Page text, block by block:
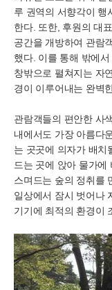
루 권역의 서향각이 행
한다. 또한, 후원의 대
공간을 개방하여 관람
했다. 이를 통해 밖에
창밖으로 펼쳐지는 자
경이 이루어내는 완벽
관람객들의 편안한 사
내에서도 가장 아름다
는 곳곳에 의자가 배치
드는 곳에 앉아 물가에
스며드는 숲의 정취를
일상에서 잠시 벗어나
기기에 최적의 환경이